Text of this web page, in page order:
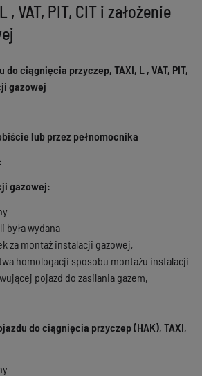
, VAT, PIT, CIT i założenie
ciągnięcia przyczep, TAXI, L , VAT, PIT,
gazowej
lub przez pełnomocnika
gazowej:
była wydana
za montaż instalacji gazowej,
homologacji sposobu montażu instalacji
pojazd do zasilania gazem,
do ciągnięcia przyczep (HAK), TAXI,